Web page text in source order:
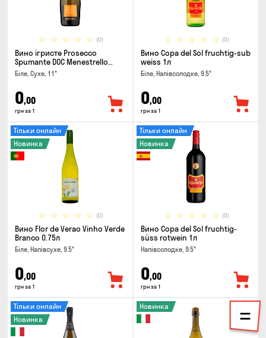
(0)
Вино ігристе Prosecco
Spumante DOC Menestrello
0.75л
Біле, Сухе, 11°
0,00
грн за 1
(0)
Вино Copa del Sol fruchtig-sub
weiss 1л
Біле, Напівсолодке, 9.5°
0,00
грн за 1
(0)
Тільки онлайн
Новинка
Вино Flor de Verao Vinho Verde
Branco 0.75л
Біле, Напівсухе, 9.5°
0,00
грн за 1
(0)
Тільки онлайн
Новинка
Вино Copa del Sol fruchtig-
süss rotwein 1л
Напівсолодке, 9.5°
0,00
грн за 1
Тільки онлайн
Новинка
Новинка